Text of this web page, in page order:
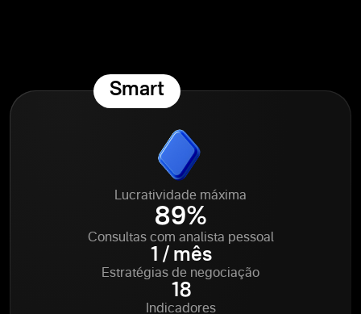
Smart
Lucratividade máxima
89%
Consultas com analista pessoal
1 / mês
Estratégias de negociação
18
Indicadores